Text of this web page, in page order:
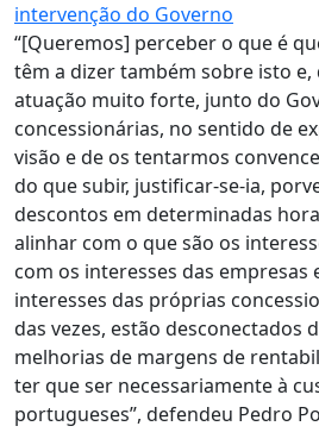
intervenção do Governo
“[Queremos] perceber o que é
têm a dizer também sobre isto e,
atuação muito forte, junto do
concessionárias, no sentido de
visão e de os tentarmos
do que subir, justificar-se-ia,
descontos em determinadas
alinhar com o que são os
com os interesses das empresas
interesses das próprias
das vezes, estão desconectados
melhorias de margens de
ter que ser necessariamente à
portugueses”, defendeu Pedro